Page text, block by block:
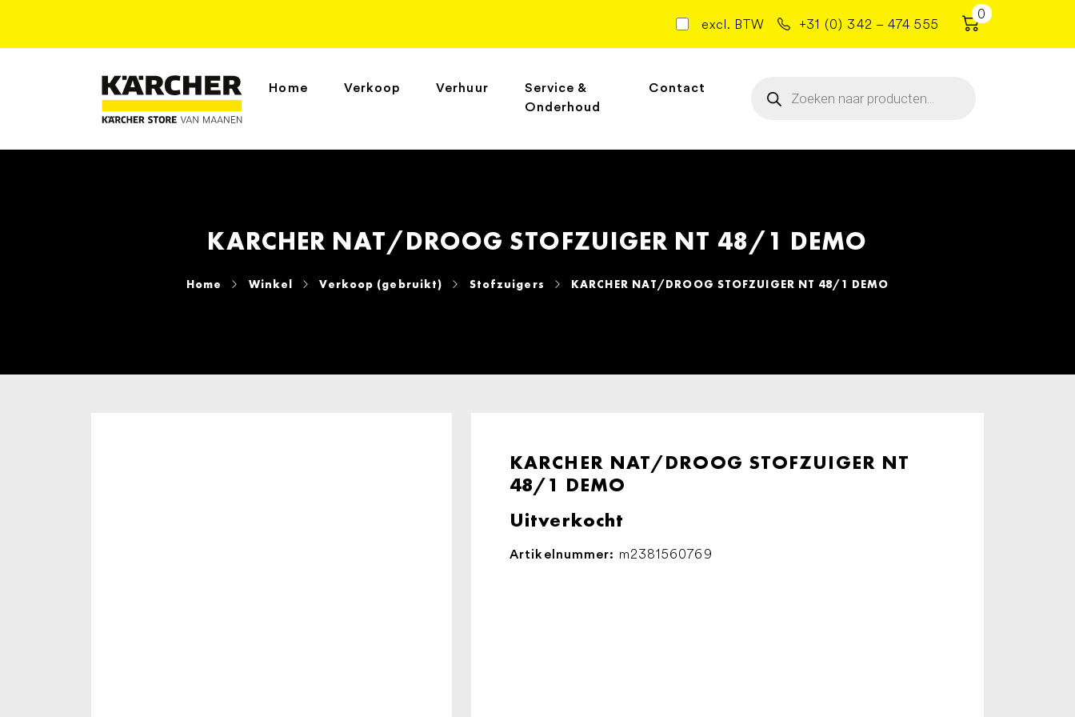
excl. BTW +31 (0) 342 – 474 555
0
Home Verkoop Verhuur
Service &
Onderhoud
Contact
zoeken
KARCHER NAT/DROOG STOFZUIGER NT 48/1 DEMO
Home Winkel Verkoop (gebruikt) Stofzuigers KARCHER NAT/DROOG STOFZUIGER NT 48/1 DEMO
KARCHER NAT/DROOG STOFZUIGER NT
48/1 DEMO
Uitverkocht
Artikelnummer: m2381560769